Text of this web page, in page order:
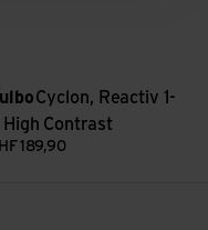
Cyclon, Reactiv 1-
High Contrast
189,90